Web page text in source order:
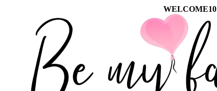
WELCOME10